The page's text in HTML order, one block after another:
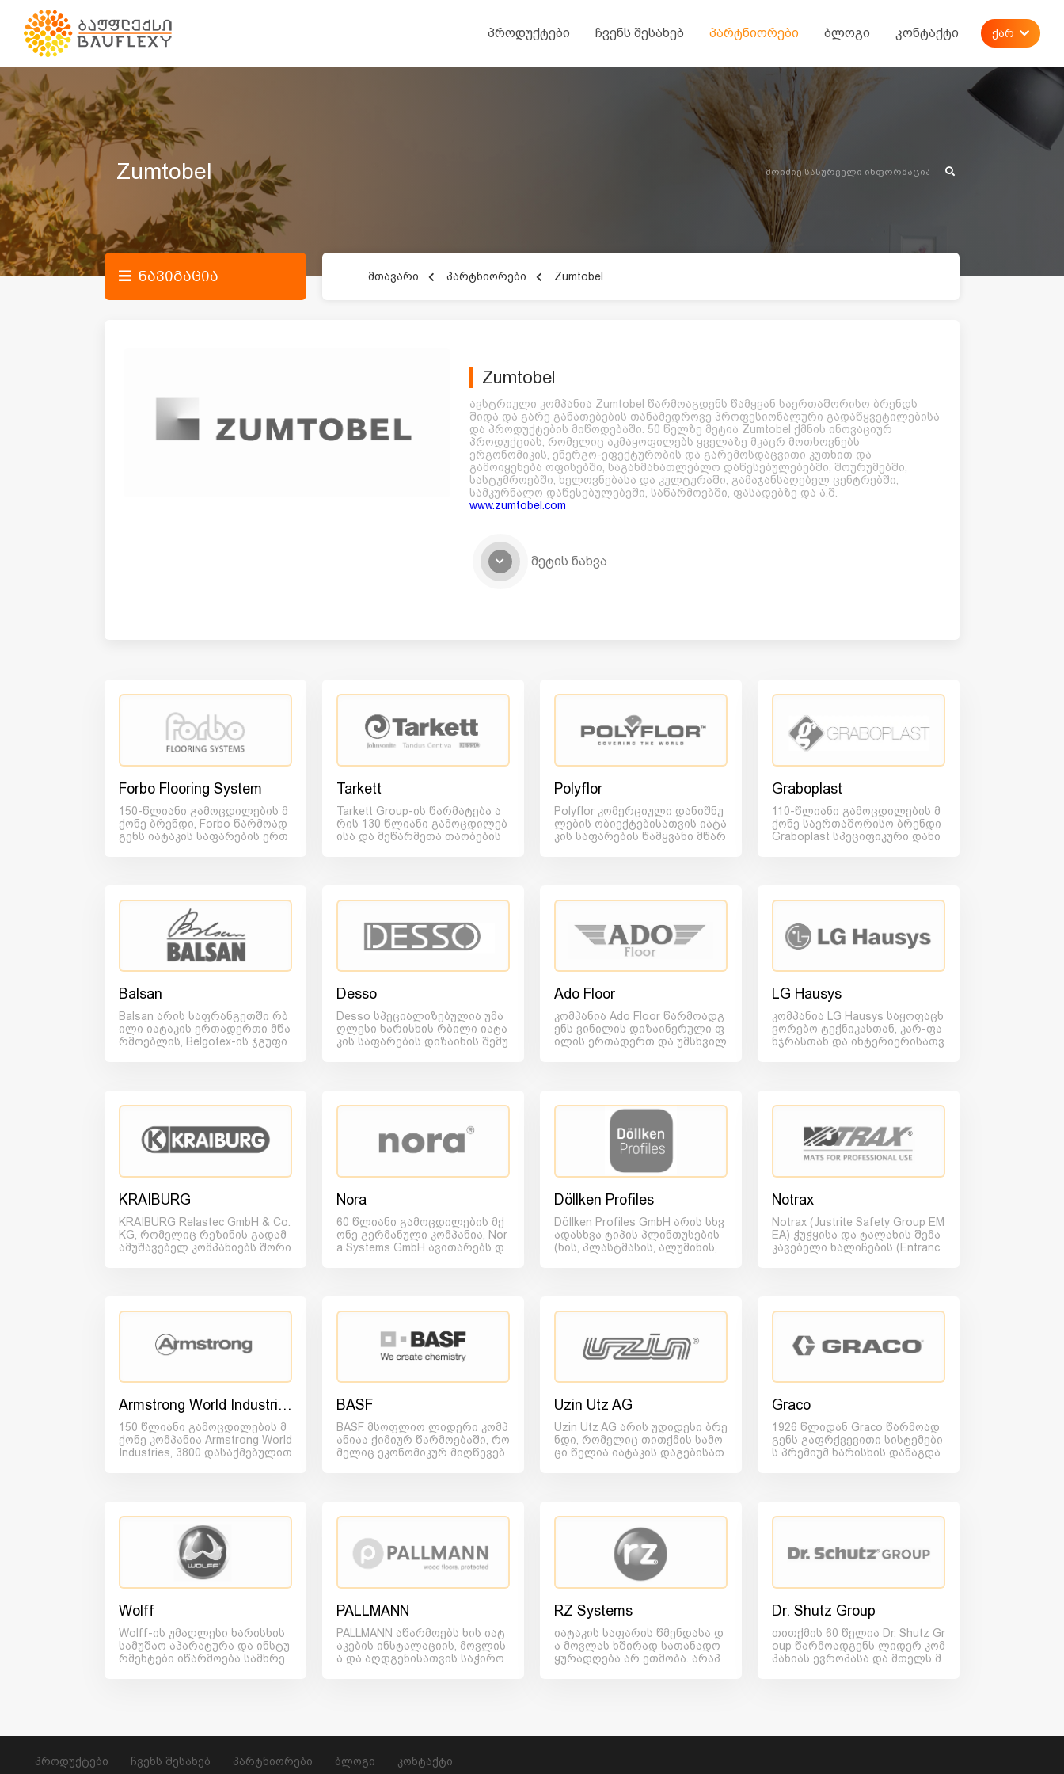
პროდუქტები ჩვენს შესახებ პარტნიორები ბლოგი კონტაქტი ქარ
Zumtobel
ნავიგაცია მთავარი პარტნიორები Zumtobel
Zumtobel
ავსტრიული კომპანია Zumtobel წარმოაგდენს წამყვან საერთაშორისო ბრენდს
შიდა და გარე განათებების თანამედროვე პროფესიონალური გადაწყვეტილებისა
და პროდუქტების მიწოდებაში. 50 წელზე მეტია Zumtobel ქმნის ინოვაციურ
პროდუქციას, რომელიც აკმაყოფილებს ყველაზე მკაცრ მოთხოვნებს
ერგონომიკის, ენერგო-ეფექტურობის და გარემოსდაცვითი კუთხით და
გამოიყენება ოფისებში, საგანმანათლებლო დაწესებულებებში, შოურუმებში,
სასტუმროებში, ხელოვნებასა და კულტურაში, გამაჯანსაღებელ ცენტრებში,
სამკურნალო დაწესებულებეში, საწარმოებში, ფასადებზე და ა.შ.
www.zumtobel.com
მეტის ნახვა
Forbo Flooring System
150-წლიანი გამოცდილების მ
ქონე ბრენდი, Forbo წარმოად
გენს იატაკის საფარების ერთ
Tarkett
Tarkett Group-ის წარმატება ა
რის 130 წლიანი გამოცდილებ
ისა და მეწარმეთა თაობების
Polyflor
Polyflor კომერციული დანიშნუ
ლების ობიექტებისათვის იატა
კის საფარების წამყვანი მწარ
Graboplast
110-წლიანი გამოცდილების მ
ქონე საერთაშორისო ბრენდი
Graboplast სპეციფიკური დანი
Balsan
Balsan არის საფრანგეთში რბ
ილი იატაკის ერთადერთი მწა
რმოებლის, Belgotex-ის ჯგუფი
Desso
Desso სპეციალიზებულია უმა
ღლესი ხარისხის რბილი იატა
კის საფარების დიზაინის შემუ
Ado Floor
კომპანია Ado Floor წარმოადგ
ენს ვინილის დიზაინერული ფ
ილის ერთადერთ და უმსხვილ
LG Hausys
კომპანია LG Hausys საყოფაცხ
ვორებო ტექნიკასთან, კარ-ფა
ნჯრასთან და ინტერიერისათვ
KRAIBURG
KRAIBURG Relastec GmbH & Co.
KG, რომელიც რეზინის გადამ
ამუშავებელ კომპანიებს შორი
Nora
60 წლიანი გამოცდილების მქ
ონე გერმანული კომპანია, Nor
a Systems GmbH ავითარებს დ
Döllken Profiles
Döllken Profiles GmbH არის სხვ
ადასხვა ტიპის პლინთუსების
(ხის, პლასტმასის, ალუმინის,
Notrax
Notrax (Justrite Safety Group EM
EA) ჭუჭყისა და ტალახის შემა
კავებელი ხალიჩების (Entranc
Armstrong World Industries
150 წლიანი გამოცდილების მ
ქონე კომპანია Armstrong World
Industries, 3800 დასაქმებულით
BASF
BASF მსოფლიო ლიდერი კომპ
ანიაა ქიმიურ წარმოებაში, რო
მელიც ეკონომიკურ მიღწევებ
Uzin Utz AG
Uzin Utz AG არის უდიდესი ბრე
ნდი, რომელიც თითქმის სამო
ცი წელია იატაკის დაგებისათ
Graco
1926 წლიდან Graco წარმოად
გენს გაფრქვევითი სისტემები
ს პრემიუმ ხარისხის დანაგდა
Wolff
Wolff-ის უმაღლესი ხარისხის
სამუშაო აპარატურა და ინსტუ
რმენტები იწარმოება სამხრე
PALLMANN
PALLMANN აწარმოებს ხის იატ
აკების ინსტალაციის, მოვლის
ა და აღდგენისათვის საჭირო
RZ Systems
იატაკის საფარის წმენდასა დ
ა მოვლას ხშირად სათანადო
ყურადღება არ ეთმობა. არაპ
Dr. Shutz Group
თითქმის 60 წელია Dr. Shutz Gr
oup წარმოადგენს ლიდერ კომ
პანიას ევროპასა და მთელს მ
პროდუქტები ჩვენს შესახებ პარტნიორები ბლოგი კონტაქტი